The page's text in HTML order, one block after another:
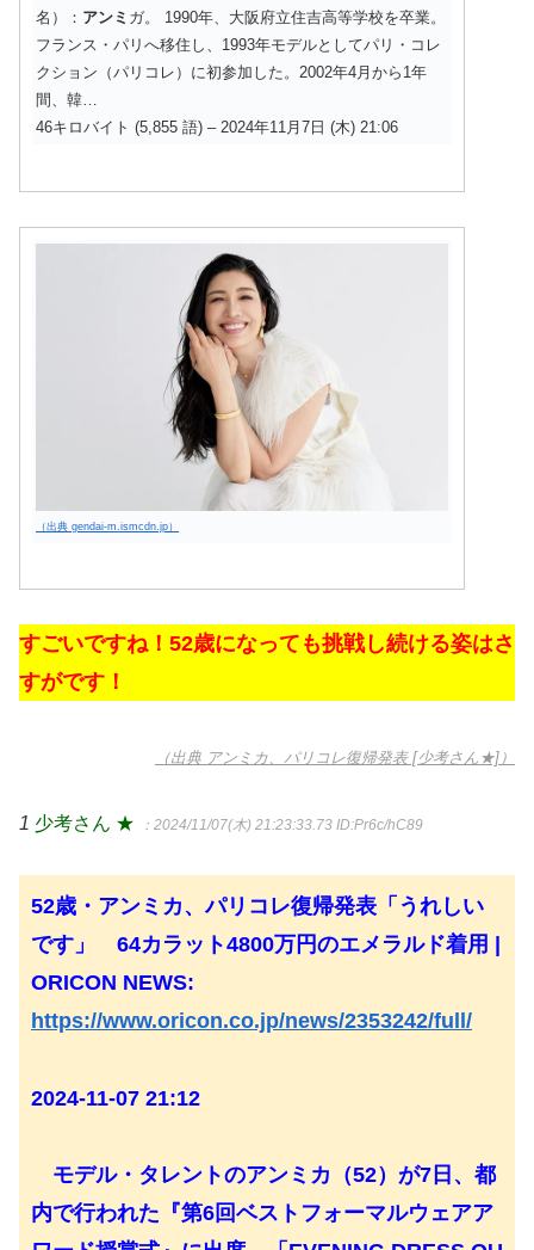
名）： アンミ ガ。 1990年、大阪府立住吉高等学校を卒業。
フランス・パリへ移住し、1993年モデルとしてパリ・コレ
クション（パリコレ）に初参加した。2002年4月から1年
間、韓…
46キロバイト (5,855 語) – 2024年11月7日 (木) 21:06
（出典 gendai-m.ismcdn.jp）
すごいですね！52歳になっても挑戦し続ける姿はさ
すがです！
（出典 アンミカ、パリコレ復帰発表 [少考さん★]）
1 少考さん ★ ：2024/11/07(木) 21:23:33.73 ID:Pr6c/hC89
52歳・アンミカ、パリコレ復帰発表「うれしい
です」 64カラット4800万円のエメラルド着用 |
ORICON NEWS:
https://www.oricon.co.jp/news/2353242/full/
2024-11-07 21:12
モデル・タレントのアンミカ（52）が7日、都
内で行われた『第6回ベストフォーマルウェアア